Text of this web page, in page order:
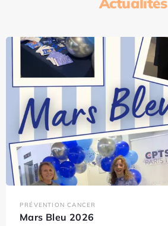
PRÉVENTION CANCER
Mars Bleu 2026